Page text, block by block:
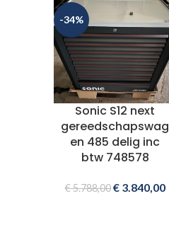
-34%
Sonic S12 next
gereedschapswag
en 485 delig inc
btw 748578
€5.788,00€3.840,00